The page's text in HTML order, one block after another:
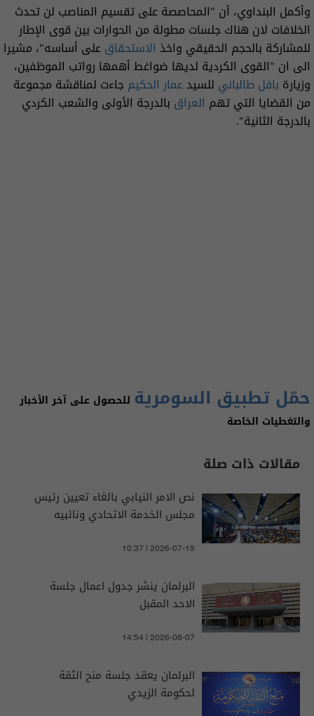
وأكمل البنداوي، أن "المحاصصة على تقسيم المناصب لن تحدث
الخلافات لان هناك جلسات مطولة من الحوارات بين قوى الإطار
للمشاركة بالحجم الحقيقي واخذ الاستحقاقعلى أساسه"، مشيرا
الى ان "القوى الكردية لديها ضواغط أهمها رواتب الموظفين،
وزيارة بافل طالباني للسيدعمار الحكيمجاءت لمناقشة مجموعة
من القضايا التي تهم العراق بالدرجة الأولى والشعب الكردي
بالدرجة الثانية".
حمّل تطبيق السومرية للحصول على آخر الأخبار
والتغطيات الخاصة
مقالات ذات صلة
نص الامر النيابي بالغاء تعيين رئيس
مجلس الخدمة الاتحادي ونائبيه
10:37 | 2026-07-19
البرلمان ينشر جدول اعمال جلسة
الاحد المقبل
14:54 | 2026-08-07
البرلمان يعقد جلسة منح الثقة
لحكومة الزيدي